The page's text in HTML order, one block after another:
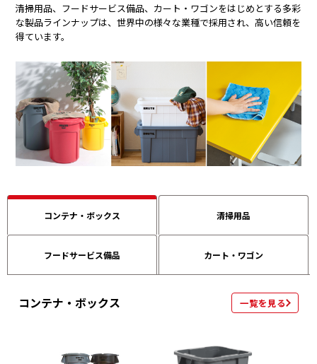
清掃用品、フードサービス備品、カート・ワゴンをはじめとする多彩
な製品ラインナップは、世界中の様々な業種で採用され、高い信頼を
得ています。
コンテナ・ボックス 清掃用品
フードサービス備品 カート・ワゴン
コンテナ・ボックス 一覧を見る